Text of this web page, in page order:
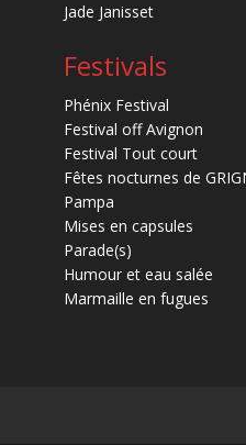
Jade Janisset
Festivals
Phénix Festival
Festival off Avignon
Festival Tout court
Fêtes nocturnes de
Pampa
Mises en capsules
Parade(s)
Humour et eau salée
Marmaille en fugues